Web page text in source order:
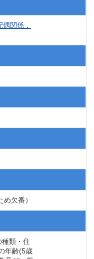
関係，
欠番）
類・住
年齢(5歳